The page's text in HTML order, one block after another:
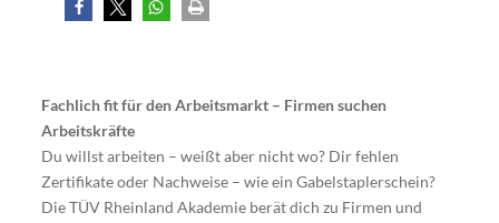
Fachlich fit für den Arbeitsmarkt – Firmen suchen
Arbeitskräfte
Du willst arbeiten – weißt aber nicht wo? Dir fehlen
Zertifikate oder Nachweise – wie ein Gabelstaplerschein?
Die TÜV Rheinland Akademie berät dich zu Firmen und